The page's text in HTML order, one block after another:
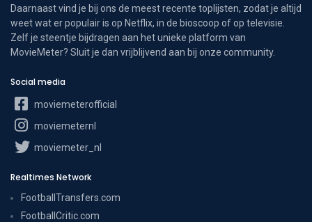
Daarnaast vind je bij ons de meest recente toplijsten, zodat je altijd
weet wat er populair is op Netflix, in de bioscoop of op televisie.
Zelf je steentje bijdragen aan het unieke platform van
MovieMeter? Sluit je dan vrijblijvend aan bij onze community.
Social media
moviemeterofficial
moviemeternl
moviemeter_nl
Realtimes Network
FootballTransfers.com
FootballCritic.com